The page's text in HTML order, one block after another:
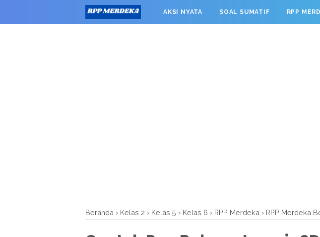
window.googletag = window.googletag || {cmd: []}; googletag.cmd.push(function() {
0').addService(googletag.pubads()); googletag.pubads().enableSingleRequest();
AKSI NYATA SOAL SUMATIF RPP
Beranda › Kelas 2 › Kelas 5 › Kelas 6 › RPP Merdeka › RPP Merdeka